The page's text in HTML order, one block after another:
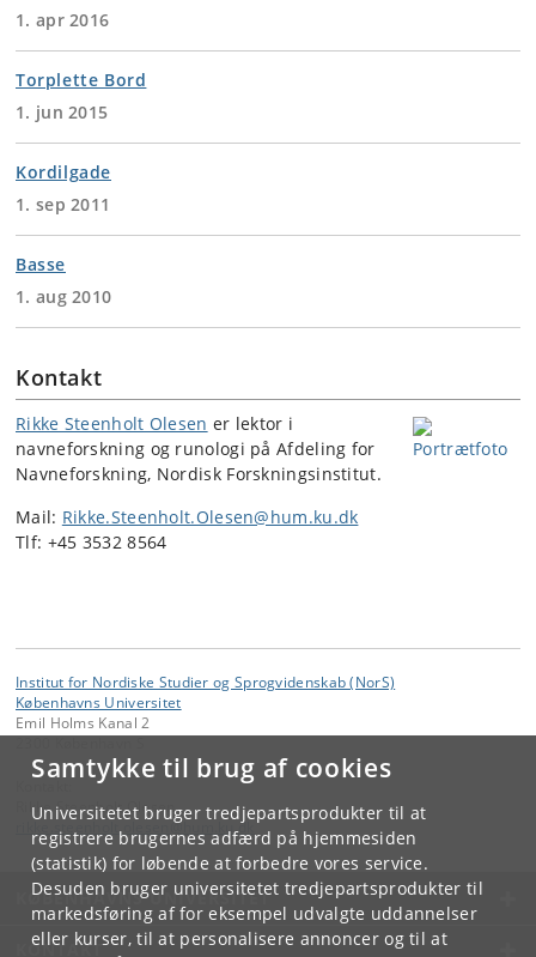
Samtykke til brug af cookies
Universitetet bruger tredjepartsprodukter til at
registrere brugernes adfærd på hjemmesiden
(statistik) for løbende at forbedre vores service.
Desuden bruger universitetet tredjepartsprodukter til
markedsføring af for eksempel udvalgte uddannelser
eller kurser, til at personalisere annoncer og til at
1. apr 2016
Torplette Bord
1. jun 2015
Kordilgade
1. sep 2011
Basse
1. aug 2010
Kontakt
Rikke Steenholt Olesen er lektor i
navneforskning og runologi på Afdeling for
Navneforskning, Nordisk Forskningsinstitut.
Mail: Rikke.Steenholt.Olesen@hum.ku.dk
Tlf: +45 3532 8564
Institut for Nordiske Studier og Sprogvidenskab (NorS)
Københavns Universitet
Emil Holms Kanal 2
Rikke Steenholt Olesen
@hum dk
KØBENHAVNS UNIVERSITET
KONTAKT